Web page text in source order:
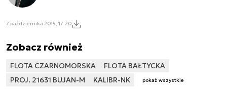
7 października 2015, 17:20
Zobacz również
FLOTA CZARNOMORSKA
FLOTA BAŁTYCKA
PROJ. 21631 BUJAN-M
KALIBR-NK pokaż wszystkie